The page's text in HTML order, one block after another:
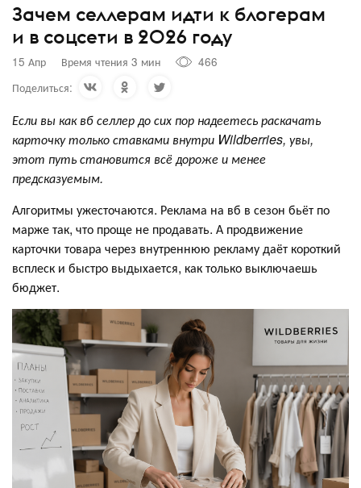
Зачем селлерам идти к блогерам
и в соцсети в 2026 году
15 Апр Время чтения 3 мин
466
Поделиться:
Если вы как вб селлер до сих пор надеетесь раскачать
карточку только ставками внутри Wildberries, увы,
этот путь становится всё дороже и менее
предсказуемым.
Алгоритмы ужесточаются. Реклама на вб в сезон бьёт по
марже так, что проще не продавать. А продвижение
карточки товара через внутреннюю рекламу даёт короткий
всплеск и быстро выдыхается, как только выключаешь
бюджет.